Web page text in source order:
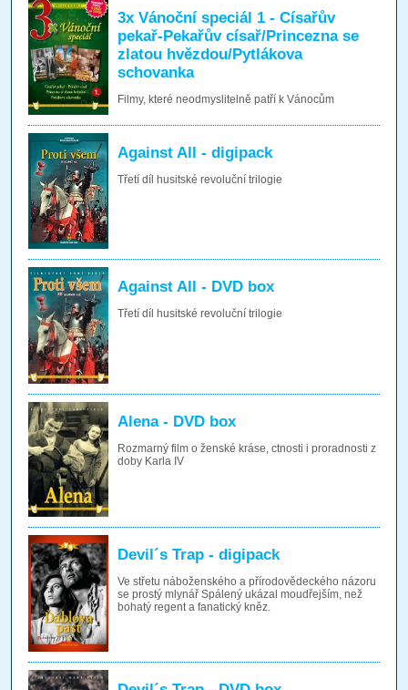
3x Vánoční speciál 1 - Císařův
pekař-Pekařův císař/Princezna se
zlatou hvězdou/Pytlákova
schovanka
Filmy, které neodmyslitelně patří k Vánocům
Against All - digipack
Třetí díl husitské revoluční trilogie
Against All - DVD box
Třetí díl husitské revoluční trilogie
Alena - DVD box
Rozmarný film o ženské kráse, ctnosti i proradnosti z
doby Karla IV
Devil´s Trap - digipack
Ve střetu náboženského a přírodovědeckého názoru
se prostý mlynář Spálený ukázal moudřejším, než
bohatý regent a fanatický kněz.